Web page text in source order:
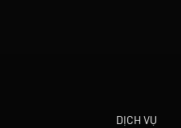
DỊCH VỤ